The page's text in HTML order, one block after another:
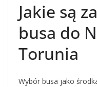
Jakie są
busa do
Torunia
Wybór busa jako